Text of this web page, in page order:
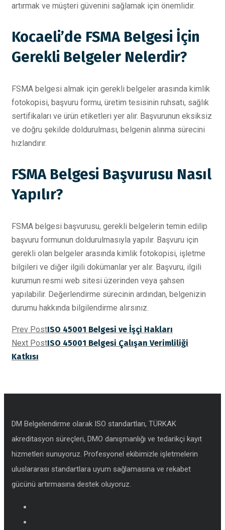
artırmak ve müşteri güvenini sağlamak için önemlidir.
Kocaeli’de FSMA Belgesi İçin
Gerekli Belgeler Nelerdir?
FSMA belgesi almak için gerekli belgeler arasında kimlik
fotokopisi, başvuru formu, üretim tesisinin ruhsatı, sağlık
sertifikaları ve ürün etiketleri yer alır. Başvurunun eksiksiz
ve doğru şekilde doldurulması, belgenin alınma sürecini
hızlandırır.
FSMA Belgesi Başvurusu Nasıl
Yapılır?
FSMA belgesi başvurusu, gerekli belgelerin temin edilip
başvuru formunun doldurulmasıyla yapılır. Başvuru için
gerekli olan belgeler arasında kimlik fotokopisi, işletme
bilgileri ve diğer ilgili dokümanlar yer alır. Başvuru, ilgili
kurumun resmi web sitesi üzerinden veya şahsen
yapılabilir. Değerlendirme sürecinin ardından, belgenizin
durumu hakkında bilgilendirme alırsınız.
Prev PostISO 45001 Belgesi ve İşçi Hakları
Next PostISO 45001 Belgesi Çalışan Verimliliği
Katkısı
DM Belgelendirme olarak ISO standartları, TÜRKAK
akreditasyon süreçleri, DMO danışmanlığı ve tedarikçi kayıt
hizmetleri sunuyoruz. Profesyonel ekibimizle işletmelerin
uluslararası standartlara uyum sağlamasına ve rekabet
gücünü artırmasına destek oluyoruz.